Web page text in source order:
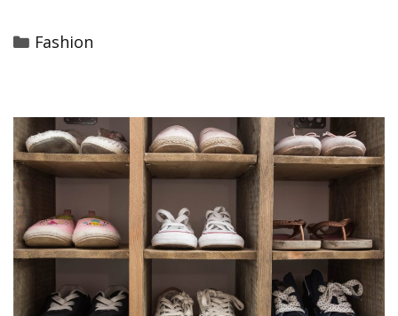
Categories
Fashion